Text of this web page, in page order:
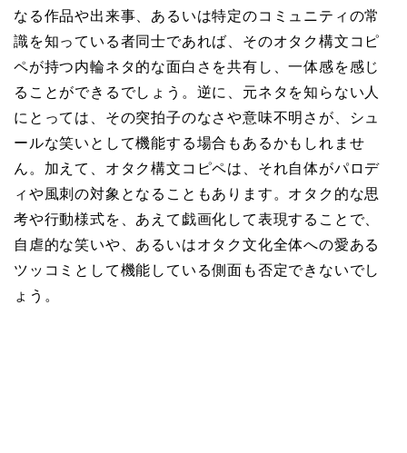
なる作品や出来事、あるいは特定のコミュニティの常
識を知っている者同士であれば、そのオタク構文コピ
ペが持つ内輪ネタ的な面白さを共有し、一体感を感じ
ることができるでしょう。逆に、元ネタを知らない人
にとっては、その突拍子のなさや意味不明さが、シュ
ールな笑いとして機能する場合もあるかもしれませ
ん。加えて、オタク構文コピペは、それ自体がパロデ
ィや風刺の対象となることもあります。オタク的な思
考や行動様式を、あえて戯画化して表現することで、
自虐的な笑いや、あるいはオタク文化全体への愛ある
ツッコミとして機能している側面も否定できないでし
ょう。